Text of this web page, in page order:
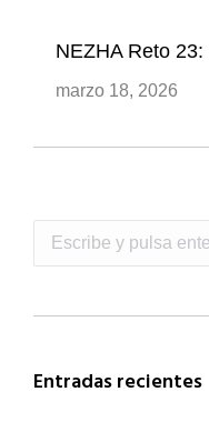
NEZHA Reto
marzo 18, 2026
Buscar:
Entradas recientes